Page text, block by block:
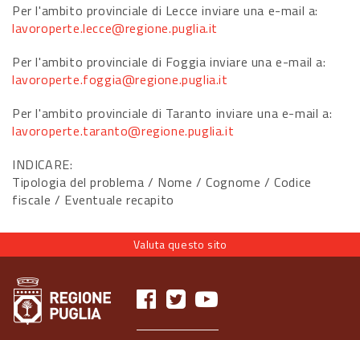
Per l'ambito provinciale di Lecce inviare una e-mail a:
lavoroperte.lecce@regione.puglia.it
Per l'ambito provinciale di Foggia inviare una e-mail a:
lavoroperte.foggia@regione.puglia.it
Per l'ambito provinciale di Taranto inviare una e-mail a:
lavoroperte.taranto@regione.puglia.it
INDICARE:
Tipologia del problema / Nome / Cognome / Codice
fiscale / Eventuale recapito
Valuta questo sito